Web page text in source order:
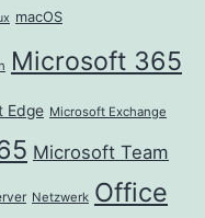
macOS
Microsoft 365
Edge Microsoft Exchange
Microsoft Team
Netzwerk Office